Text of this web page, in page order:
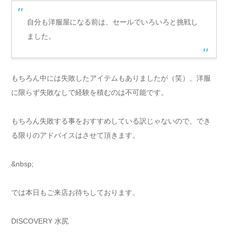
自分も洋服屋になる前は、セールでいろいろと挑戦し
ました。
もちろん中には失敗したアイテムもありましたが（笑）、洋服
に限らず失敗なしで経験を積むのは不可能です。
もちろん失敗する事をおすすめしている訳じゃないので、でき
る限りのアドバイスはさせて頂きます。
&nbsp;
では本日もご来店お待ちしております。
DISCOVERY 水尻